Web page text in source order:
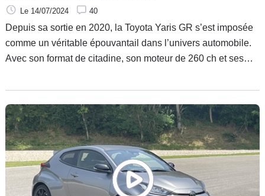
Le 14/07/2024 40
Depuis sa sortie en 2020, la Toyota Yaris GR s’est imposée
comme un véritable épouvantail dans l’univers automobile.
Avec son format de citadine, son moteur de 260 ch et ses
sportives préférées des aficionados. Pour 2024, celle-ci
profite de quelques nouveautés. Mais peut-elle réellement
encore s’améliorer ?